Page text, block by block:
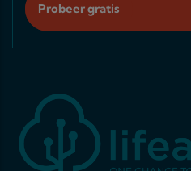
Probeer gratis